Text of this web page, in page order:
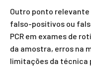
Outro ponto
falso-positivos ou
PCR em exames de
da amostra, erros na
limitações da técnica